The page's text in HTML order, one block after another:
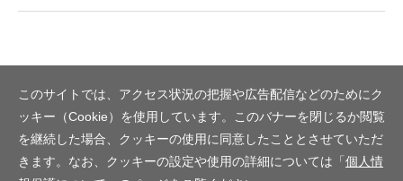
このサイトでは、アクセス状況の把握や広告配信などのためにク
ッキー（Cookie）を使用しています。このバナーを閉じるか閲覧
を継続した場合、クッキーの使用に同意したこととさせていただ
きます。なお、クッキーの設定や使用の詳細については「個人情